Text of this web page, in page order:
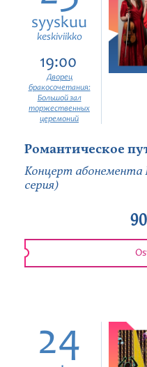
syyskuu
keskiviikko
19:00
Дворец
бракосочетания:
Большой зал
торжественных
церемоний
Романтическое
Концерт абонемента
серия)
24